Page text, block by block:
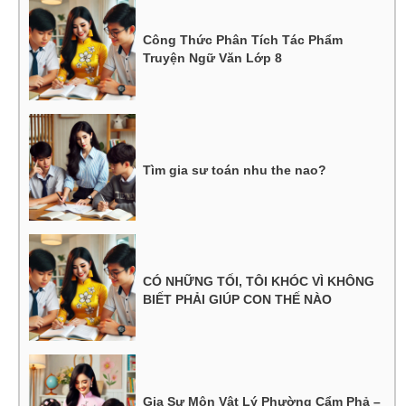
Công Thức Phân Tích Tác Phẩm
Truyện Ngữ Văn Lớp 8
Tìm gia sư toán nhu the nao?
CÓ NHỮNG TỐI, TÔI KHÓC VÌ KHÔNG
BIẾT PHẢI GIÚP CON THẾ NÀO
Gia Sư Môn Vật Lý Phường Cẩm Phả –